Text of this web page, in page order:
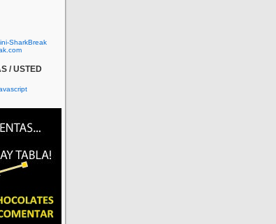
SharkBreak
/ USTED